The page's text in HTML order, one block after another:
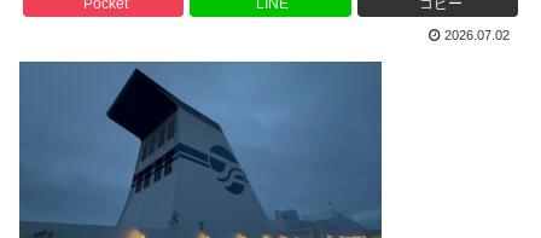
Pocket LINE コピー
2026.07.02